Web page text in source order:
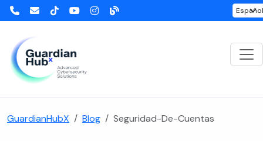
GuardianHubX Blog Seguridad-De-Cuentas